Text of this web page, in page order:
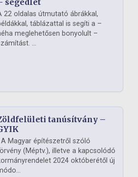
22 oldalas útmutató ábrákkal,
táblázattal is segíti a –
meglehetősen bonyolult –
...
tanúsítvány –
A Magyar építészetről szóló
(Méptv.), illetve a kapcsolódó
2024 októberétől új